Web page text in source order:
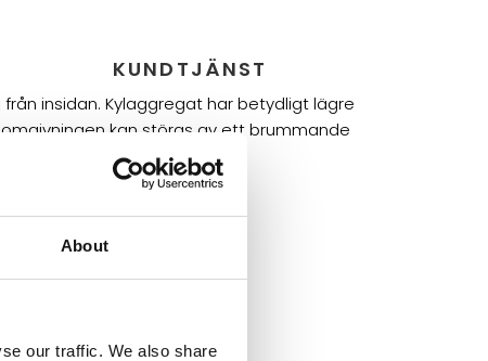
About
our traffic. We also share
KUNDTJÄNST
insidan. Kylaggregat har betydligt lägre
kan störas av ett brummande